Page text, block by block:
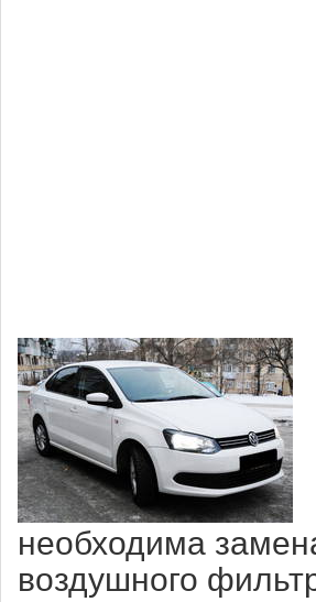
необходима
воздушного